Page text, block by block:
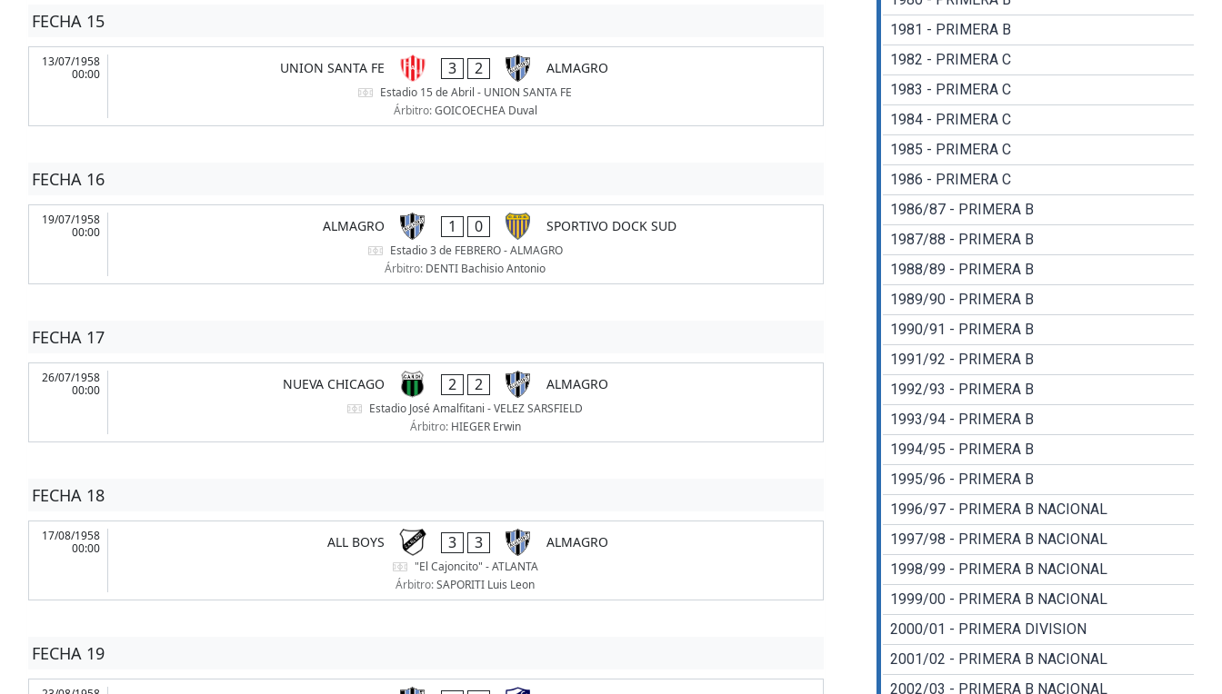
FECHA 15
13/07/1958
00:00
UNION SANTA FE 3 2 ALMAGRO
Estadio 15 de Abril - UNION SANTA FE
Árbitro:GOICOECHEA Duval
FECHA 16
19/07/1958
00:00
ALMAGRO 1 0 SPORTIVO DOCK SUD
Estadio 3 de FEBRERO - ALMAGRO
Árbitro: DENTI Bachisio Antonio
FECHA 17
26/07/1958
00:00
NUEVA CHICAGO 2 2 ALMAGRO
Estadio José Amalfitani - VELEZ SARSFIELD
Árbitro: HIEGER Erwin
FECHA 18
17/08/1958
00:00
ALL BOYS 3 3 ALMAGRO
"El Cajoncito" - ATLANTA
Árbitro:SAPORITI Luis Leon
FECHA 19
1981 - PRIMERA B
1982 - PRIMERA C
1983 - PRIMERA C
1984 - PRIMERA C
1985 - PRIMERA C
1986 - PRIMERA C
1986/87 - PRIMERA B
1987/88 - PRIMERA B
1988/89 - PRIMERA B
1989/90 - PRIMERA B
1990/91 - PRIMERA B
1991/92 - PRIMERA B
1992/93 - PRIMERA B
1993/94 - PRIMERA B
1994/95 - PRIMERA B
1995/96 - PRIMERA B
1996/97 - PRIMERA B NACIONAL
1997/98 - PRIMERA B NACIONAL
1998/99 - PRIMERA B NACIONAL
1999/00 - PRIMERA B NACIONAL
2000/01 - PRIMERA DIVISION
2001/02 - PRIMERA B NACIONAL
2002/03 - PRIMERA B NACIONAL